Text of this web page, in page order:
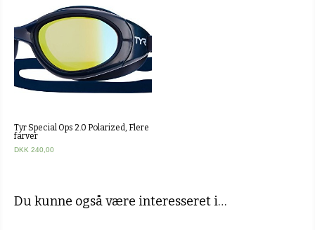
Tyr Special Ops 2.0 Polarized, Flere
farver
DKK 240,00
Du kunne også være interesseret i…